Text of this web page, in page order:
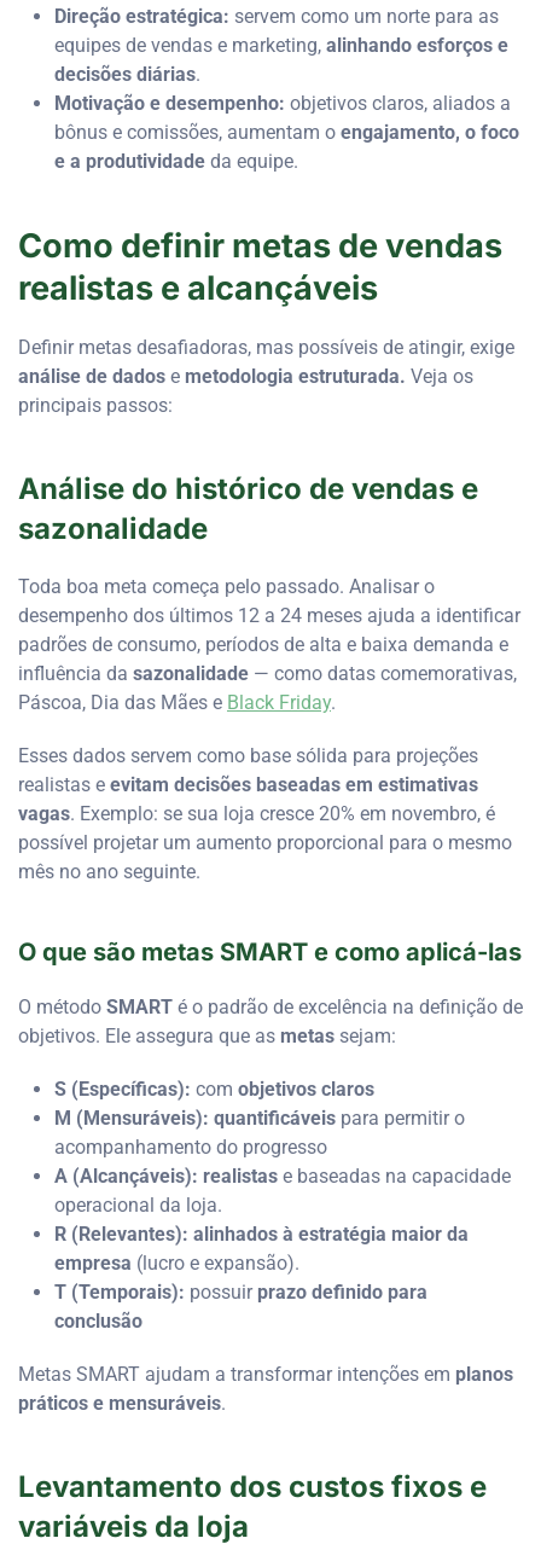
Direção estratégica: servem como um norte para as
equipes de vendas e marketing, alinhando esforços e
decisões diárias.
Motivação e desempenho: objetivos claros, aliados a
bônus e comissões, aumentam o engajamento, o foco
e a produtividade da equipe.
Como definir metas de vendas
realistas e alcançáveis
Definir metas desafiadoras, mas possíveis de atingir, exige
análise de dados e metodologia estruturada. Veja os
principais passos:
Análise do histórico de vendas e
sazonalidade
Toda boa meta começa pelo passado. Analisar o
desempenho dos últimos 12 a 24 meses ajuda a identificar
padrões de consumo, períodos de alta e baixa demanda e
influência da sazonalidade — como datas comemorativas,
Páscoa, Dia das Mães e Black Friday.
Esses dados servem como base sólida para projeções
realistas e evitam decisões baseadas em estimativas
vagas. Exemplo: se sua loja cresce 20% em novembro, é
possível projetar um aumento proporcional para o mesmo
mês no ano seguinte.
O que são metas SMART e como aplicá-las
O método SMART é o padrão de excelência na definição de
objetivos. Ele assegura que as metas sejam:
S (Específicas): com objetivos claros
M (Mensuráveis): quantificáveis para permitir o
acompanhamento do progresso
A (Alcançáveis): realistas e baseadas na capacidade
operacional da loja.
R (Relevantes): alinhados à estratégia maior da
empresa (lucro e expansão).
T (Temporais): possuir prazo definido para
conclusão
Metas SMART ajudam a transformar intenções em planos
práticos e mensuráveis.
Levantamento dos custos fixos e
variáveis da loja